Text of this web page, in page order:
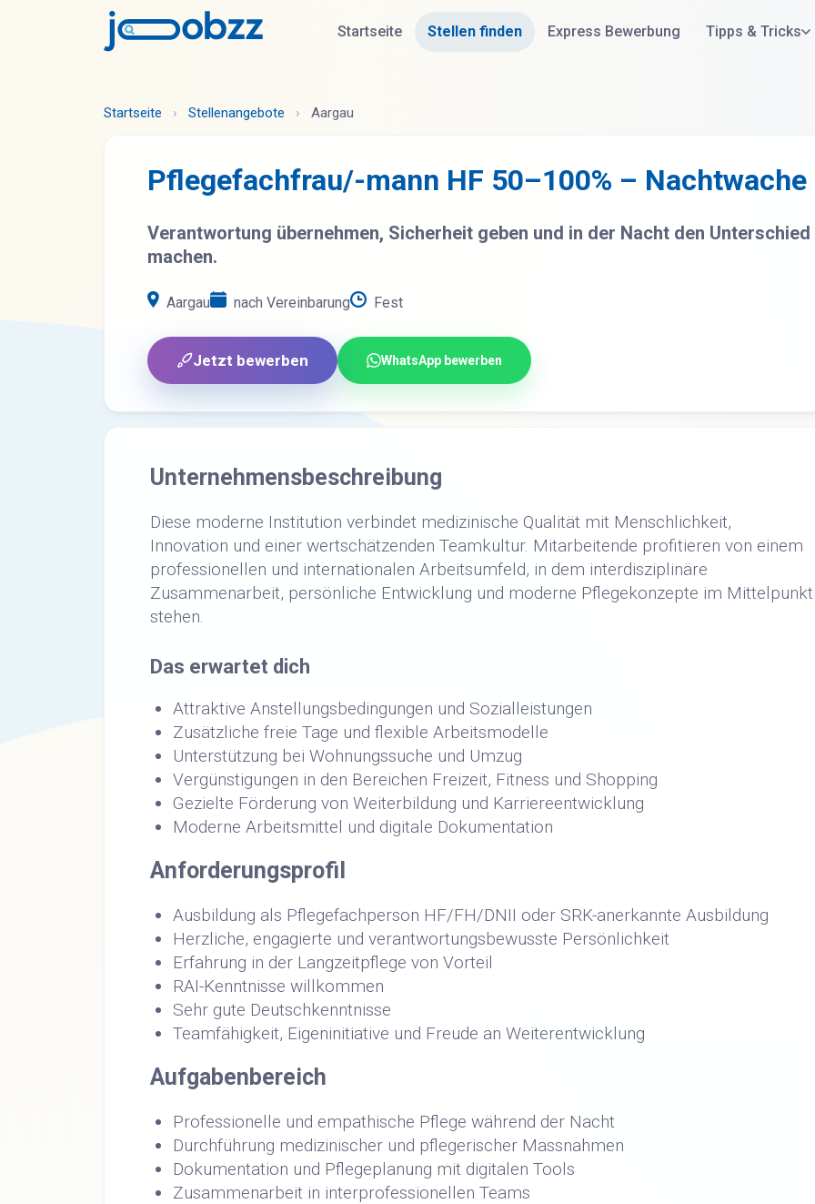
Startseite Stellen finden Express Bewerbung Tipps & Tricks
Startseite › Stellenangebote › Aargau
Pflegefachfrau/-mann HF 50–100% – Nachtwache
Verantwortung übernehmen, Sicherheit geben und in der Nacht den Unterschied
machen.
Aargau nach Vereinbarung Fest
Jetzt bewerben WhatsApp bewerben
Unternehmensbeschreibung
Diese moderne Institution verbindet medizinische Qualität mit Menschlichkeit,
Innovation und einer wertschätzenden Teamkultur. Mitarbeitende profitieren von einem
professionellen und internationalen Arbeitsumfeld, in dem interdisziplinäre
Zusammenarbeit, persönliche Entwicklung und moderne Pflegekonzepte im Mittelpunkt
stehen.
Das erwartet dich
Attraktive Anstellungsbedingungen und Sozialleistungen
Zusätzliche freie Tage und flexible Arbeitsmodelle
Unterstützung bei Wohnungssuche und Umzug
Vergünstigungen in den Bereichen Freizeit, Fitness und Shopping
Gezielte Förderung von Weiterbildung und Karriereentwicklung
Moderne Arbeitsmittel und digitale Dokumentation
Anforderungsprofil
Ausbildung als Pflegefachperson HF/FH/DNII oder SRK-anerkannte Ausbildung
Herzliche, engagierte und verantwortungsbewusste Persönlichkeit
Erfahrung in der Langzeitpflege von Vorteil
RAI-Kenntnisse willkommen
Sehr gute Deutschkenntnisse
Teamfähigkeit, Eigeninitiative und Freude an Weiterentwicklung
Aufgabenbereich
Professionelle und empathische Pflege während der Nacht
Durchführung medizinischer und pflegerischer Massnahmen
Dokumentation und Pflegeplanung mit digitalen Tools
Zusammenarbeit in interprofessionellen Teams